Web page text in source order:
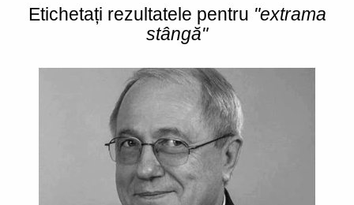
Etichetați rezultatele pentru "extrama
stângă"